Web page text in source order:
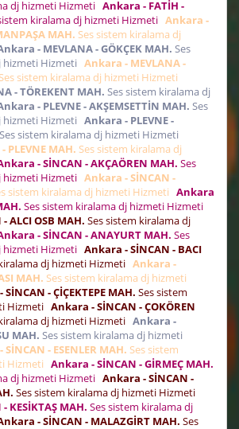
dj hizmeti Hizmeti Ankara - FATİH -
kiralama dj hizmeti Hizmeti Ankara -
MAH. Ses sistem kiralama dj
- MEVLANA - GÖKÇEK MAH. Ses
hizmeti Hizmeti Ankara - MEVLANA -
Ses sistem kiralama dj hizmeti Hizmeti
- TÖREKENT MAH. Ses sistem kiralama dj
- PLEVNE - AKŞEMSETTİN MAH. Ses
hizmeti Hizmeti Ankara - PLEVNE -
Ses sistem kiralama dj hizmeti Hizmeti
PLEVNE MAH. Ses sistem kiralama dj
- SİNCAN - AKÇAÖREN MAH. Ses
hizmeti Hizmeti Ankara - SİNCAN -
sistem kiralama dj hizmeti Hizmeti Ankara
Ses sistem kiralama dj hizmeti Hizmeti
ALCI OSB MAH. Ses sistem kiralama dj
- SİNCAN - ANAYURT MAH. Ses
hizmeti Hizmeti Ankara - SİNCAN - BACI
dj hizmeti Hizmeti Ankara -
MAH. Ses sistem kiralama dj hizmeti
- ÇİÇEKTEPE MAH. Ses sistem
Hizmeti Ankara - SİNCAN - ÇOKÖREN
dj hizmeti Hizmeti Ankara -
MAH. Ses sistem kiralama dj hizmeti
- ESENLER MAH. Ses sistem
Hizmeti Ankara - SİNCAN - GİRMEÇ MAH.
dj hizmeti Hizmeti Ankara - SİNCAN -
Ses sistem kiralama dj hizmeti Hizmeti
KESİKTAŞ MAH. Ses sistem kiralama dj
- SİNCAN - MALAZGİRT MAH. Ses